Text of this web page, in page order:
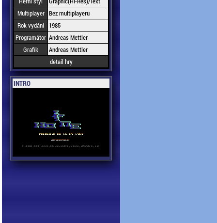
Multiplayer Bez multiplayeru
Rok vydání
1985
Programátor Andreas Mettler
Grafik
Andreas Mettler
detail hry
INTRO